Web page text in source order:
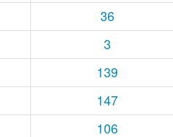
36
3
139
147
106